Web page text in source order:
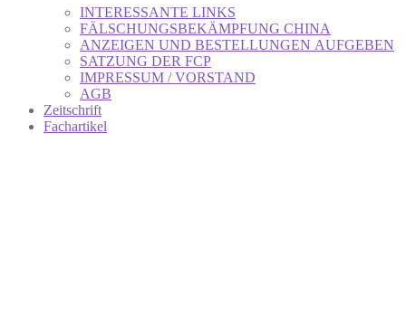
INTERESSANTE LINKS
FÄLSCHUNGSBEKÄMPFUNG CHINA
ANZEIGEN UND BESTELLUNGEN AUFGEBEN
SATZUNG DER FCP
IMPRESSUM / VORSTAND
AGB
Zeitschrift
Fachartikel